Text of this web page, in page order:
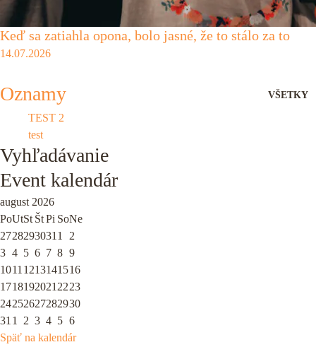
Keď sa zatiahla opona, bolo jasné, že to stálo za to
14.07.2026
Oznamy VŠETKY
TEST 2
test
Vyhľadávanie
Event kalendár
august 2026
PoUtSt ŠtPi SoNe
2728293031 1
2
3 4 5 6 7 8 9
1011 1213141516
1718192021 2223
24252627282930
31 1 2 3 4 5 6
Späť na kalendár